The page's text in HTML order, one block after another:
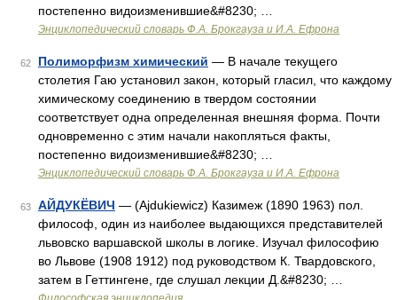
постепенно видоизменившие&#8230; …
Энциклопедический словарь Ф.А. Брокгауза и И.А. Ефрона
62 Полиморфизм химический — В начале текущего
столетия Гаю установил закон, который гласил, что каждому
химическому соединению в твердом состоянии
соответствует одна определенная внешняя форма. Почти
одновременно с этим начали накопляться факты,
постепенно видоизменившие&#8230; …
Энциклопедический словарь Ф.А. Брокгауза и И.А. Ефрона
63 АЙДУКЁВИЧ — (Ajdukiewicz) Казимеж (1890 1963) пол.
философ, один из наиболее выдающихся представителей
львовско варшавской школы в логике. Изучал философию
во Львове (1908 1912) под руководством К. Твардовского,
затем в Геттингене, где слушал лекции Д.&#8230; …